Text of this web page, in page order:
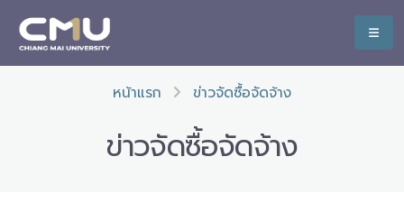
หน้าแรก ข่าวจัดซื้อจัดจ้าง
ข่าวจัดซื้อจัดจ้าง